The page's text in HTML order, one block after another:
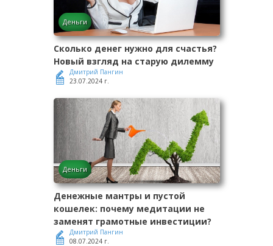
Деньги
Сколько денег нужно для счастья?
Новый взгляд на старую дилемму
Дмитрий Пангин
23.07.2024 г.
Деньги
Денежные мантры и пустой
кошелек: почему медитации не
заменят грамотные инвестиции?
Дмитрий Пангин
08.07.2024 г.